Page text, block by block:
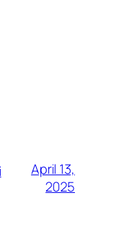
April 13,
2025